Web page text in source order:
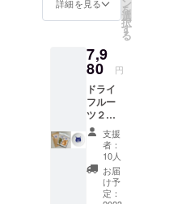
す。ぜひ遊
びに来てく
本CFに掲載
されている
すべての内
２つ 紅
、かお
り梨
（10g）
、のミ
ニパッ
ク２種
になり
ます。
名称：
乾燥果
実 原材
料：各
詳細を見る ン
を
選
択
す
る
7,9
80 円
ドライ
フルー
ツ２袋
（通常
サイ
ズ）＋
高梁紅
茶６P
パック
支援
者：
10人
お届
け予
定：